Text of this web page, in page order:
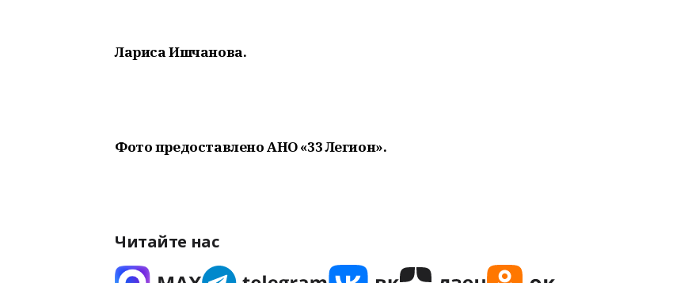
Лариса Ишчанова.
Фото предоставленоАНО «33 Легион».
Читайте нас